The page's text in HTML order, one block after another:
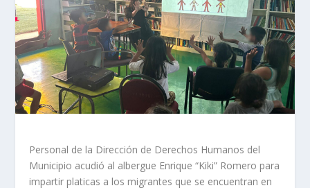
Personal de la Dirección de Derechos Humanos del
Municipio acudió al albergue Enrique “Kiki” Romero para
impartir platicas a los migrantes que se encuentran en